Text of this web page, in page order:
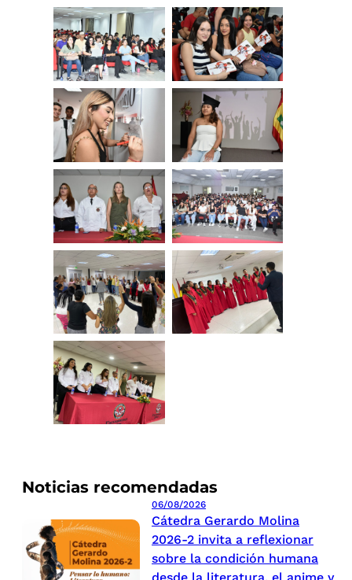
Noticias recomendadas
06/08/2026
Cátedra Gerardo Molina
2026-2 invita a reflexionar
sobre la condición humana